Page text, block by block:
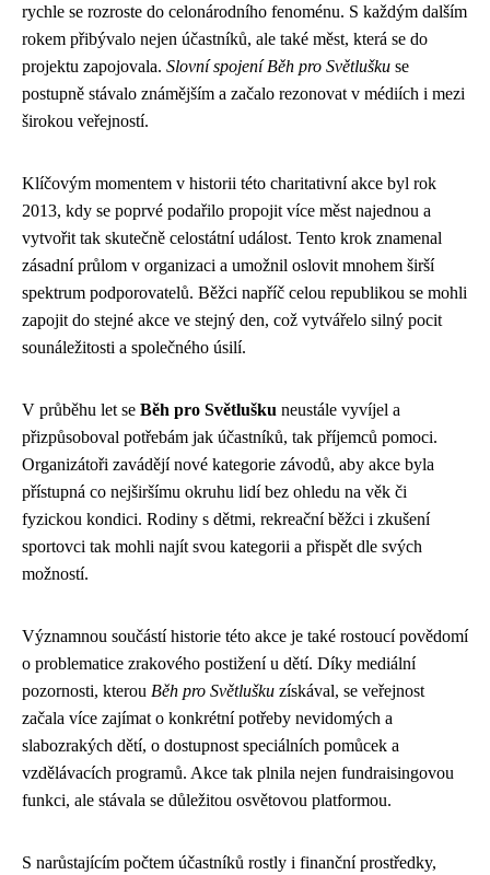
rychle se rozroste do celonárodního fenoménu. S každým dalším
rokem přibývalo nejen účastníků, ale také měst, která se do
projektu zapojovala. Slovní spojení Běh pro Světlušku se
postupně stávalo známějším a začalo rezonovat v médiích i mezi
širokou veřejností.
Klíčovým momentem v historii této charitativní akce byl rok
2013, kdy se poprvé podařilo propojit více měst najednou a
vytvořit tak skutečně celostátní událost. Tento krok znamenal
zásadní průlom v organizaci a umožnil oslovit mnohem širší
spektrum podporovatelů. Běžci napříč celou republikou se mohli
zapojit do stejné akce ve stejný den, což vytvářelo silný pocit
sounáležitosti a společného úsilí.
V průběhu let se Běh pro Světlušku neustále vyvíjel a
přizpůsoboval potřebám jak účastníků, tak příjemců pomoci.
Organizátoři zavádějí nové kategorie závodů, aby akce byla
přístupná co nejširšímu okruhu lidí bez ohledu na věk či
fyzickou kondici. Rodiny s dětmi, rekreační běžci i zkušení
sportovci tak mohli najít svou kategorii a přispět dle svých
možností.
Významnou součástí historie této akce je také rostoucí povědomí
o problematice zrakového postižení u dětí. Díky mediální
pozornosti, kterou Běh pro Světlušku získával, se veřejnost
začala více zajímat o konkrétní potřeby nevidomých a
slabozrakých dětí, o dostupnost speciálních pomůcek a
vzdělávacích programů. Akce tak plnila nejen fundraisingovou
funkci, ale stávala se důležitou osvětovou platformou.
S narůstajícím počtem účastníků rostly i finanční prostředky,